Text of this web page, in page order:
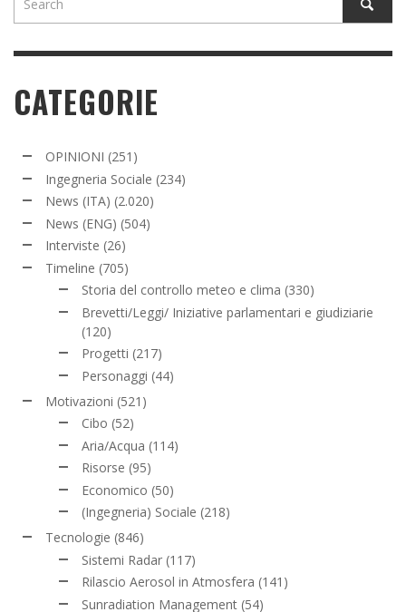
CATEGORIE
OPINIONI (251)
Ingegneria Sociale (234)
News (ITA) (2.020)
News (ENG) (504)
Interviste (26)
Timeline (705)
Storia del controllo meteo e clima (330)
Brevetti/Leggi/ Iniziative parlamentari e giudiziarie
(120)
Progetti (217)
Personaggi (44)
Motivazioni (521)
Cibo (52)
Aria/Acqua (114)
Risorse (95)
Economico (50)
(Ingegneria) Sociale (218)
Tecnologie (846)
Sistemi Radar (117)
Rilascio Aerosol in Atmosfera (141)
Sunradiation Management (54)